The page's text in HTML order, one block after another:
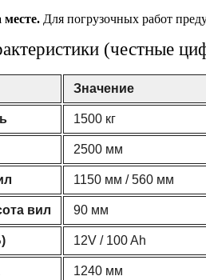
месте. Для погрузочных работ
(честные
Значение
1500 кг
2500 мм
1150 мм / 560 мм
вил 90 мм
12V / 100 Ah
1240 мм